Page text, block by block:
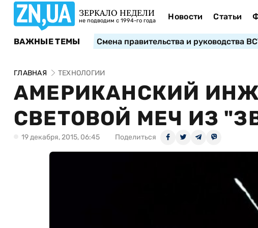
ЗЕРКАЛО НЕДЕЛИ
не подводим с 1994-го года Новости Статьи
ВАЖНЫЕ ТЕМЫ Смена правительства и руководства
ГЛАВНАЯ ТЕХНОЛОГИИ
АМЕРИКАНСКИЙ
СВЕТОВОЙ МЕЧ ИЗ
19 декабря, 2015, 06:45 Поделиться